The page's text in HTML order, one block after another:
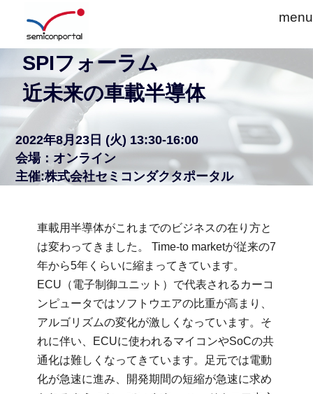
SPIフォーラム
近未来の車載半導体
2022年8月23日 (火) 13:30-16:00
会場：オンライン
主催:株式会社セミコンダクタポータル
車載用半導体がこれまでのビジネスの在り方と
は変わってきました。 Time-to marketが従来の7
年から5年くらいに縮まってきています。
ECU（電子制御ユニット）で代表されるカーコ
ンピュータではソフトウエアの比重が高まり、
アルゴリズムの変化が激しくなっています。そ
れに伴い、ECUに使われるマイコンやSoCの共
通化は難しくなってきています。足元では電動
化が急速に進み、開発期間の短縮が急速に求め